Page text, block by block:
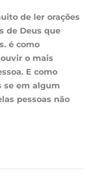
de ler orações
de Deus que
é como
o mais
E como
se em algum
pessoas não